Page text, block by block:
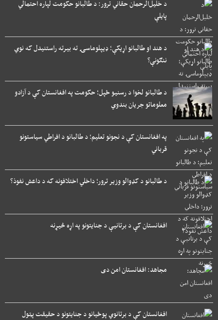
د خلیل‌الرحمان حقاني ترور: د طالبانو حکومت لپاره احتمالي
پایلې
د هند او طالبانو اړیکې؛ ډیپلوماسۍ ته بیرته راستنیدل که نوي
ننګونې؟
د طالبانو لخوا د رسنیو ځپل؛ حکومت په افغانستان کې د آزادو
معلوماتو جریان بندوي
په افغانستان کې د نجونو تعلیم؛ د طالبانو د افراطي سیاستونو
قرباني
د طالبانو د کډوالو وزیر ترور؛ داخلي اختلافونه که د داعش نفوذ؟
افغانستان کې د برتانیې د جنایتونو په اړه څیړنه
مجاهد: افغانستان امن دی
افغانستان کې د برتانوي پوځیانو د جنایتونو د حقیقت پټول